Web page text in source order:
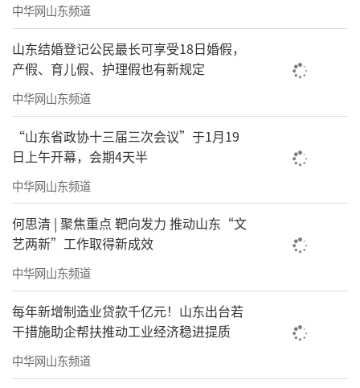
额7131.46万元。该公司已发生票据持续逾期，
截至5月31日，该公司票据逾期余额为2.77亿
元，累计逾期发生额为2.77亿元。
图片来源：中国执行信息公开网
中华网山东频道
山东结婚登记公民最长可享受18日婚假，
产假、育儿假、护理假也有新规定
中华网山东频道
“山东省政协十三届三次会议”于1月19
日上午开幕，会期4天半
中华网山东频道
何思清 | 聚焦重点 靶向发力 推动山东“文
艺两新”工作取得新成效
中华网山东频道
每年新增制造业贷款千亿元！山东出台若
干措施助企帮扶推动工业经济稳进提质
中华网山东频道